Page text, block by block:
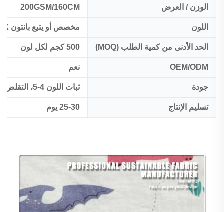
الوزن / العرض 200GSM/160CM
اللون مخصص أو يتبع بانتون TCX
الحد الأدنى من كمية الطلب (MOQ) 500 كجم لكل لون
OEM/ODM نعم
جودة ثبات اللون 4-5، التقلص:<5%
تسليم الإنتاج 25-30 يوم